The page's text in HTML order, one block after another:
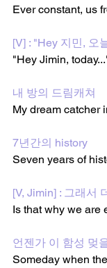
Ever constant, us
[V] : "Hey 지민, 오
"Hey Jimin,
내 방의 드림캐쳐
My dream catcher
7년간의 history
Seven years of
[V, Jimin] : 그래서
Is that why we are
언젠가 이 함성 멎
Someday when